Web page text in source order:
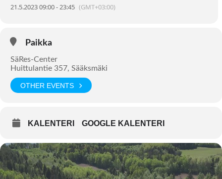
21.5.2023 09:00 - 23:45 (GMT+03:00)
Paikka
SäRes-Center
Huittulantie 357, Sääksmäki
OTHER EVENTS
KALENTERI GOOGLE KALENTERI